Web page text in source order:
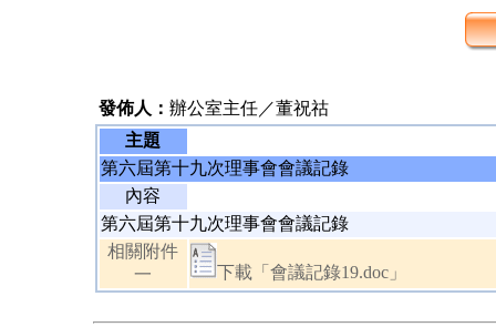
發佈人： 辦公室主任／董祝祜
主題
第六屆第十九次理事會會議記錄
內容
第六屆第十九次理事會會議記錄
相關附件
一
下載「會議記錄19.doc」